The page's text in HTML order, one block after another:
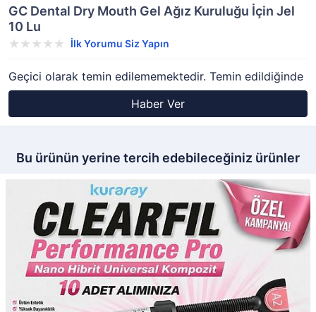
GC Dental Dry Mouth Gel Ağız Kuruluğu İçin Jel
10 Lu
İlk Yorumu Siz Yapın
Geçici olarak temin edilememektedir. Temin edildiğinde
Haber Ver
Bu ürünün yerine tercih edebileceğiniz ürünler